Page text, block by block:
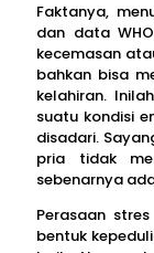
Faktanya,
dan data
kecemasan
bahkan bisa
kelahiran.
suatu kondisi
disadari.
pria tidak
sebenarnya
Perasaan
bentuk